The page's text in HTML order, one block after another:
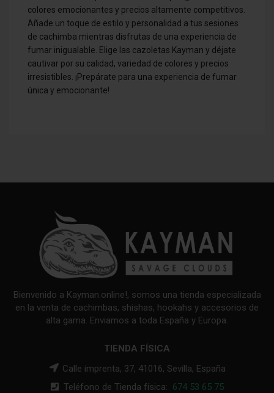
colores emocionantes y precios altamente competitivos.
Añade un toque de estilo y personalidad a tus sesiones
de cachimba mientras disfrutas de una experiencia de
fumar inigualable. Elige las cazoletas Kayman y déjate
cautivar por su calidad, variedad de colores y precios
irresistibles. ¡Prepárate para una experiencia de fumar
única y emocionante!
Bienvenido a Kayman.online!, somos una tienda especializada
en la venta de cachimbas, shishas, hookahs y accesorios de
alta gama. Enviamos a toda España y Europa.
TIENDA FÍSICA
Calle imprenta, 37, 41016, Sevilla, España
Teléfono de Tienda física: 674 53 65 75